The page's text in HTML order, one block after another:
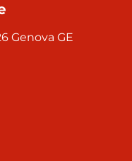
Genova GE